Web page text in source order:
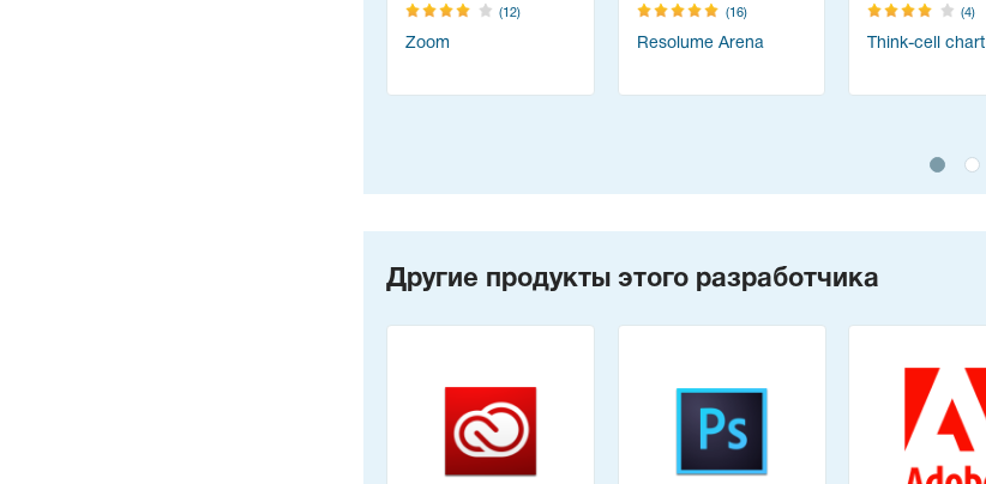
(12)
Zoom
(16)
Resolume Arena
(4)
Think-cell chart
Другие продукты этого разработчика